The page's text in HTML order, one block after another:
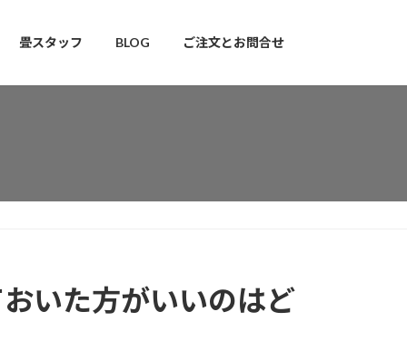
畳スタッフ BLOG ご注文とお問合せ
いた方がいいのはど